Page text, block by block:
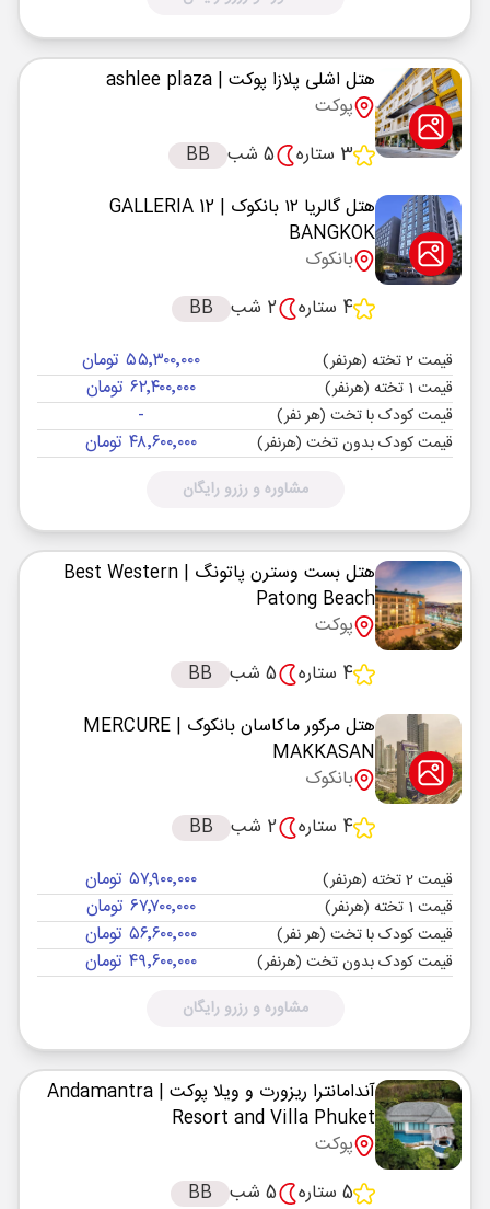
هتل اشلی پلازا پوکت | ashlee plaza
پوکت
3 ستاره
5 شب
BB
هتل گالریا ۱۲ بانکوک
| GALLERIA 12
BANGKOK
بانکوک
4 ستاره
2 شب BB
قیمت 2 تخته (هرنفر) ۵۵٬۳۰۰٬۰۰۰ تومان
قیمت 1 تخته (هرنفر) ۶۲٬۴۰۰٬۰۰۰ تومان
قیمت کودک با تخت (هر نفر) -
قیمت کودک بدون تخت (هرنفر) ۴۸٬۶۰۰٬۰۰۰ تومان
مشاوره و رزرو رایگان
هتل بست وسترن پاتونگ
| Best Western
Patong Beach
پوکت
4 ستاره
5 شب
BB
هتل مرکور ماکاسان بانکوک
| MERCURE
MAKKASAN
بانکوک
4 ستاره
2 شب BB
قیمت 2 تخته (هرنفر) ۵۷٬۹۰۰٬۰۰۰ تومان
قیمت 1 تخته (هرنفر) ۶۷٬۷۰۰٬۰۰۰ تومان
قیمت کودک با تخت (هر نفر) ۵۶٬۶۰۰٬۰۰۰ تومان
قیمت کودک بدون تخت (هرنفر) ۴۹٬۶۰۰٬۰۰۰ تومان
مشاوره و رزرو رایگان
آندامانترا ریزورت و ویلا پوکت | Andamantra
Resort and Villa Phuket
پوکت
5 ستاره
5 شب
BB